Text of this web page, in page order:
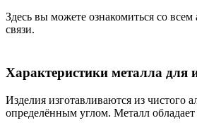
Здесь вы можете ознакомиться со
связи.
Характеристики металла для
Изделия изготавливаются из
определённым углом. Металл